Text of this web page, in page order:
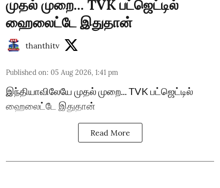
முதல் முறை... TVK பட்ஜெட்டில்
ஹைலைட்டே இதுதான்
thanthitv
Published on: 05 Aug 2026, 1:41 pm
இந்தியாவிலேயே முதல் முறை... TVK பட்ஜெட்டில்
ஹைலைட்டே இதுதான்
Read More